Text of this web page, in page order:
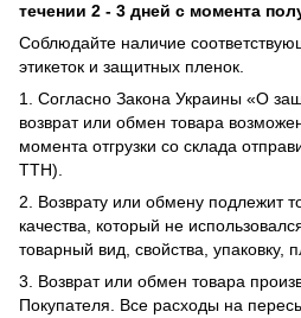
течении 2 - 3 дней с момента
Соблюдайте наличие
этикеток и защитных пленок.
1. Согласно Закона Украины «О
возврат или обмен товара
момента отгрузки со склада
ТТН).
2. Возврату или обмену подлежит
качества, который не
товарный вид, свойства, упаковку,
3. Возврат или обмен товара
Покупателя. Все расходы на